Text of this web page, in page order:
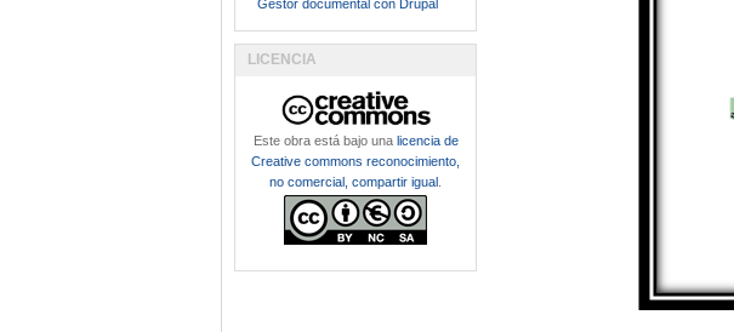
Gestor documental con Drupal
LICENCIA
Este obra está bajo una licencia de
Creative commons reconocimiento,
no comercial, compartir igual